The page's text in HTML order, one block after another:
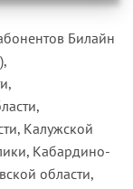
Билайн
Калужской
Кабардино-
области,